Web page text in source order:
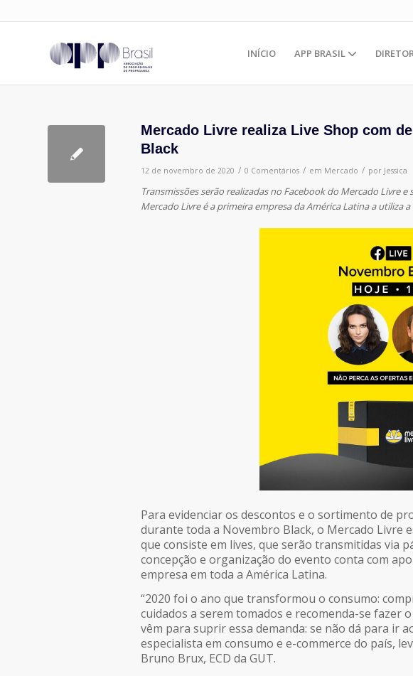
INÍCIO APP BRASIL
Mercado Livre realiza Live Shop com
Black
12 de novembro de 2020 / 0 Comentários / em Mercado / por Jessica
Transmissões serão realizadas no Facebook do Mercado Livre
Mercado Livre é a primeira empresa da América Latina a utiliza
Para evidenciar os descontos e o sortimento de
durante toda a Novembro Black, o Mercado Livre
que consiste em lives, que serão transmitidas via
concepção e organização do evento conta com
empresa em toda a América Latina.
“2020 foi o ano que transformou o consumo:
cuidados a serem tomados e recomenda-se fazer
vêm para suprir essa demanda: se não dá para ir
especialista em consumo e e-commerce do país,
Bruno Brux, ECD da GUT.